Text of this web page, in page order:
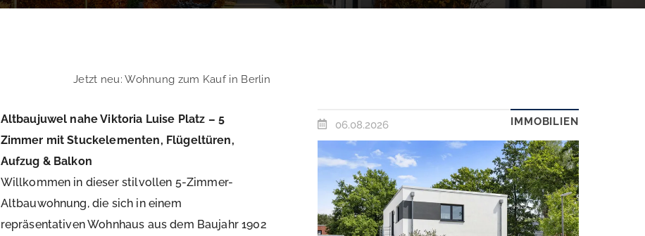
Jetzt neu: Wohnung zum Kauf in Berlin
Altbaujuwel nahe Viktoria Luise Platz – 5
Zimmer mit Stuckelementen, Flügeltüren,
Aufzug & Balkon
Willkommen in dieser stilvollen 5-Zimmer-
Altbauwohnung, die sich in einem
repräsentativen Wohnhaus aus dem Baujahr 1902
06.08.2026 IMMOBILIEN